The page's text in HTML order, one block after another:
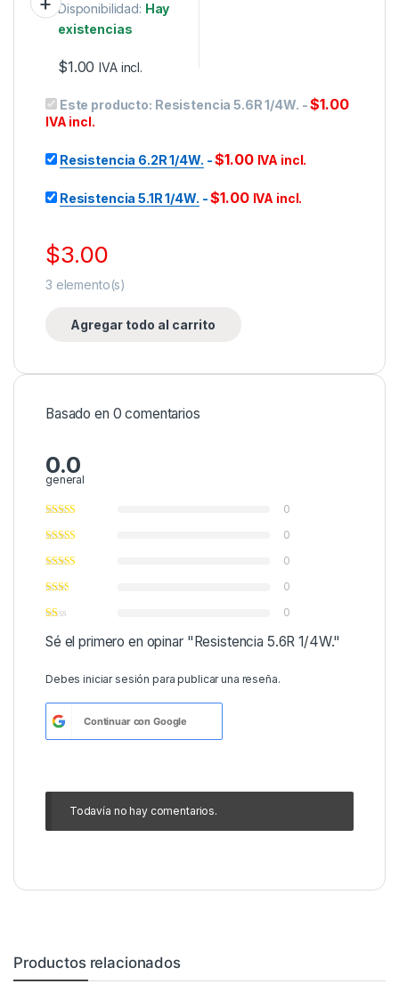
Disponibilidad: Hay
existencias
$1.00 IVA incl.
Este producto: Resistencia 5.6R 1/4W. -$1.00
IVA incl.
Resistencia 6.2R 1/4W. -$1.00 IVA incl.
Resistencia 5.1R 1/4W. -$1.00 IVA incl.
$3.00
3 elemento(s)
Agregar todo al carrito
Basado en 0 comentarios
0.0
general
0
0
0
0
0
Sé el primero en opinar "Resistencia 5.6R 1/4W."
Debesiniciar sesión para publicar una reseña.
Continuar conGoogle
Todavía no hay comentarios.
Productos relacionados